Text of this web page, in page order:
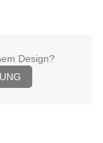
Design?